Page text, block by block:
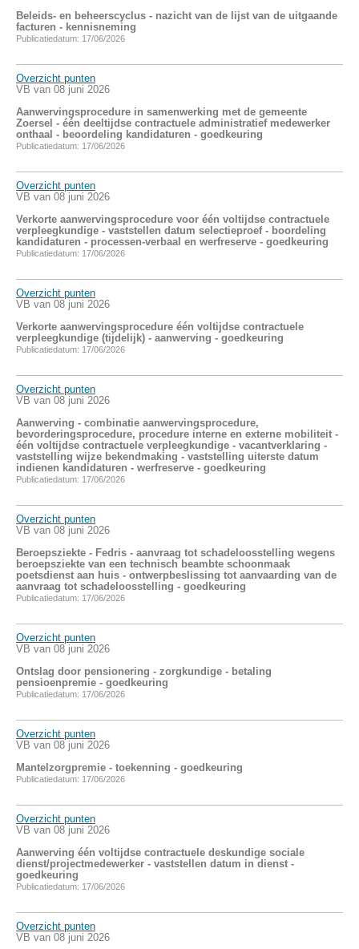
Beleids- en beheerscyclus - nazicht van de lijst van de uitgaande
facturen - kennisneming
Publicatiedatum: 17/06/2026
Overzicht punten
VB van 08 juni 2026
Aanwervingsprocedure in samenwerking met de gemeente
Zoersel - één deeltijdse contractuele administratief medewerker
onthaal - beoordeling kandidaturen - goedkeuring
Publicatiedatum: 17/06/2026
Overzicht punten
VB van 08 juni 2026
Verkorte aanwervingsprocedure voor één voltijdse contractuele
verpleegkundige - vaststellen datum selectieproef - boordeling
kandidaturen - processen-verbaal en werfreserve - goedkeuring
Publicatiedatum: 17/06/2026
Overzicht punten
VB van 08 juni 2026
Verkorte aanwervingsprocedure één voltijdse contractuele
verpleegkundige (tijdelijk) - aanwerving - goedkeuring
Publicatiedatum: 17/06/2026
Overzicht punten
VB van 08 juni 2026
Aanwerving - combinatie aanwervingsprocedure,
bevorderingsprocedure, procedure interne en externe mobiliteit -
één voltijdse contractuele verpleegkundige - vacantverklaring -
vaststelling wijze bekendmaking - vaststelling uiterste datum
indienen kandidaturen - werfreserve - goedkeuring
Publicatiedatum: 17/06/2026
Overzicht punten
VB van 08 juni 2026
Beroepsziekte - Fedris - aanvraag tot schadeloosstelling wegens
beroepsziekte van een technisch beambte schoonmaak
poetsdienst aan huis - ontwerpbeslissing tot aanvaarding van de
aanvraag tot schadeloosstelling - goedkeuring
Publicatiedatum: 17/06/2026
Overzicht punten
VB van 08 juni 2026
Ontslag door pensionering - zorgkundige - betaling
pensioenpremie - goedkeuring
Publicatiedatum: 17/06/2026
Overzicht punten
VB van 08 juni 2026
Mantelzorgpremie - toekenning - goedkeuring
Publicatiedatum: 17/06/2026
Overzicht punten
VB van 08 juni 2026
Aanwerving één voltijdse contractuele deskundige sociale
dienst/projectmedewerker - vaststellen datum in dienst -
goedkeuring
Publicatiedatum: 17/06/2026
Overzicht punten
VB van 08 juni 2026